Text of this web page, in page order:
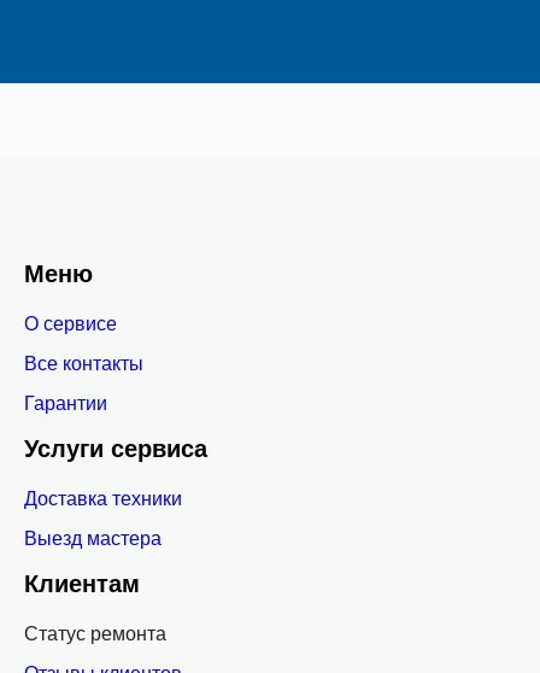
Меню
О сервисе
Все контакты
Гарантии
Услуги сервиса
Доставка техники
Выезд мастера
Клиентам
Статус ремонта